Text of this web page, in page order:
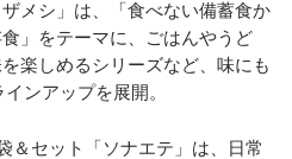
メシ」は、「食べない備蓄食か
」をテーマに、ごはんやうど
楽しめるシリーズなど、味にも
ンアップを展開。
セット「ソナエテ」は、日常